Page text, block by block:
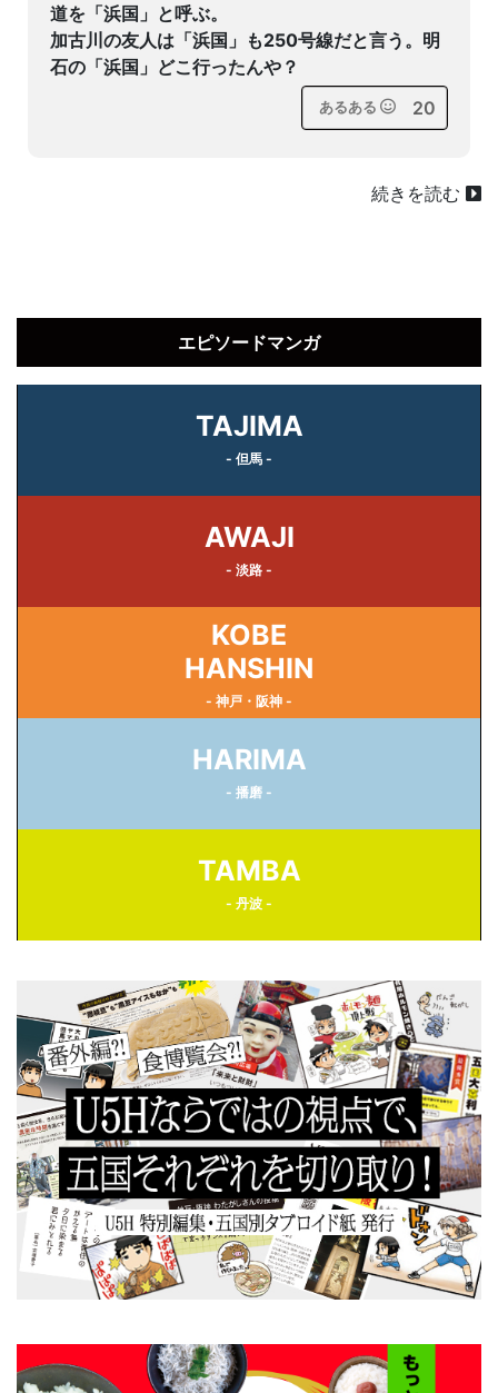
道を「浜国」と呼ぶ。
加古川の友人は「浜国」も250号線だと言う。明
石の「浜国」どこ行ったんや？
あるある 20
続きを読む
エピソードマンガ
TAJIMA
- 但馬 -
AWAJI
- 淡路 -
KOBE
HANSHIN
- 神戸・阪神 -
HARIMA
- 播磨 -
TAMBA
- 丹波 -